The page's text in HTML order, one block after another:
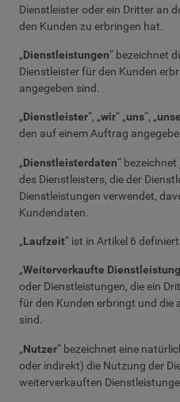
Dienstleister oder ein Dritter an
den Kunden zu erbringen hat.
„Dienstleistungen“ bezeichnet
Dienstleister für den Kunden
angegeben sind.
„Dienstleister“, „wir“ „uns“, „
den auf einem Auftrag
„Dienstleisterdaten“
des Dienstleisters, die der
Dienstleistungen verwendet,
Kundendaten.
„Laufzeit“ ist in Artikel 6 definiert.
„Weiterverkaufte
oder Dienstleistungen, die ein
für den Kunden erbringt und die
sind.
„Nutzer“ bezeichnet eine
oder indirekt) die Nutzung der
weiterverkauften